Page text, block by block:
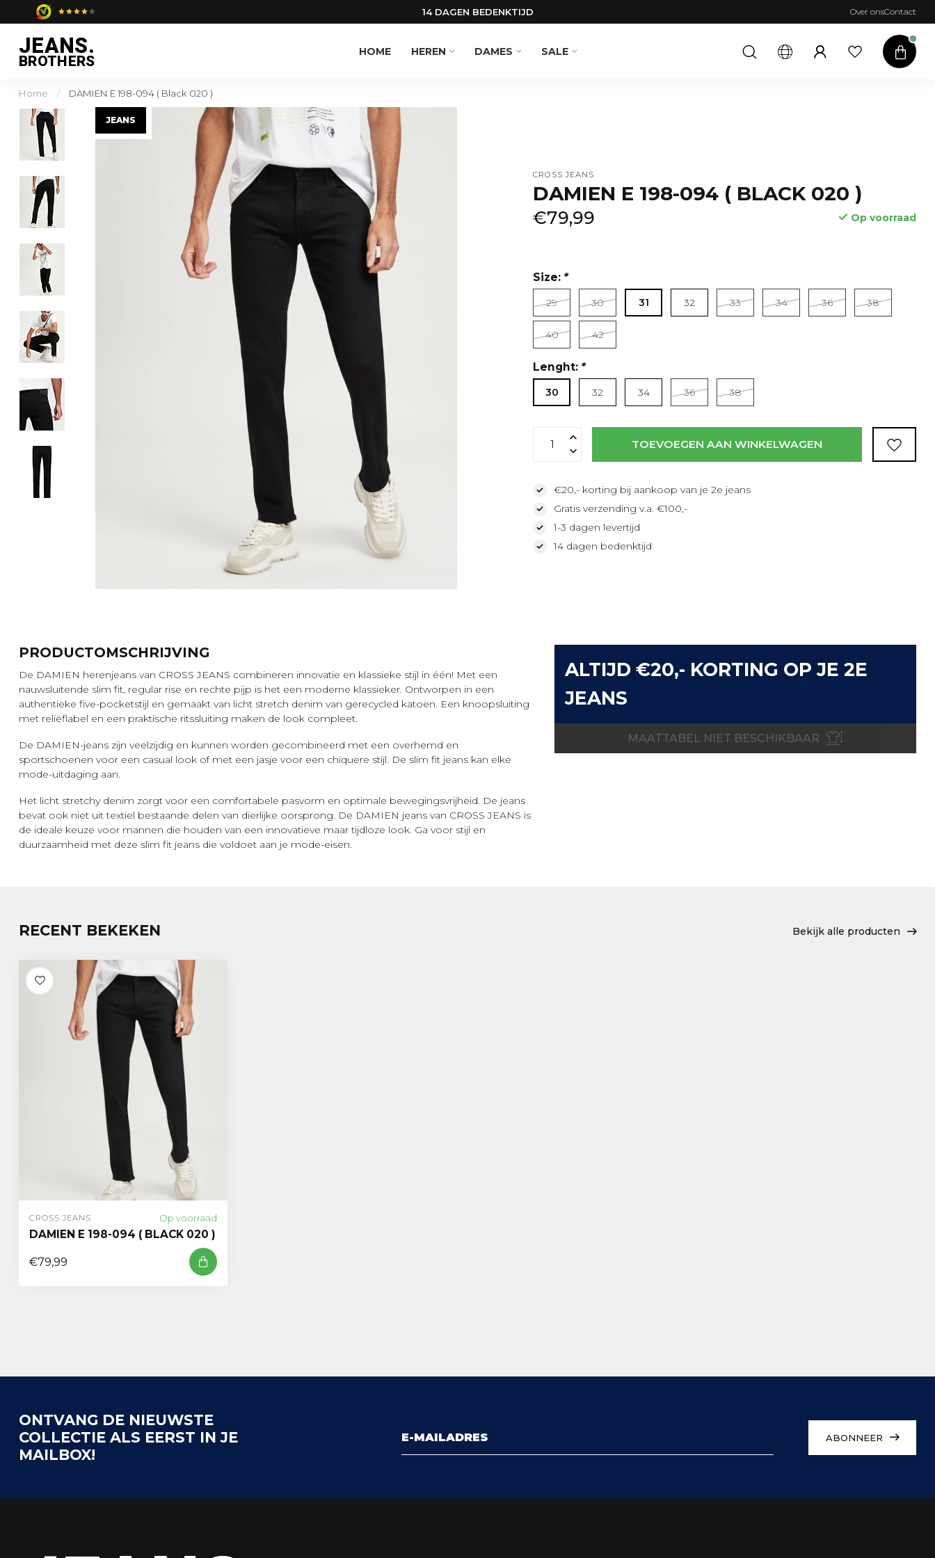
14 DAGEN BEDENKTIJD Over onsContact
JEANS.
BROTHERS HOME HEREN DAMES SALE
Home / DAMIEN E 198-094 ( Black 020 )
JEANS
CROSS JEANS
DAMIEN E 198-094 ( BLACK 020 )
€79,99 Op voorraad
Lees meer
Size: *
29 30 31 32 33 34 36 38
40 42
Lenght: *
30 32 34 36 38
TOEVOEGEN AAN WINKELWAGEN
€20,- korting bij aankoop van je 2e jeans
Gratis verzending v.a. €100,-
1-3 dagen levertijd
14 dagen bedenktijd
PRODUCTOMSCHRIJVING
De DAMIEN herenjeans van CROSS JEANS combineren innovatie en klassieke stijl in één! Met een
nauwsluitende slim fit, regular rise en rechte pijp is het een moderne klassieker. Ontworpen in een
authentieke five-pocketstijl en gemaakt van licht stretch denim van gerecycled katoen. Een knoopsluiting
met reliëflabel en een praktische ritssluiting maken de look compleet.
De DAMIEN-jeans zijn veelzijdig en kunnen worden gecombineerd met een overhemd en
sportschoenen voor een casual look of met een jasje voor een chiquere stijl. De slim fit jeans kan elke
mode-uitdaging aan.
Het licht stretchy denim zorgt voor een comfortabele pasvorm en optimale bewegingsvrijheid. De jeans
bevat ook niet uit textiel bestaande delen van dierlijke oorsprong. De DAMIEN jeans van CROSS JEANS is
de ideale keuze voor mannen die houden van een innovatieve maar tijdloze look. Ga voor stijl en
duurzaamheid met deze slim fit jeans die voldoet aan je mode-eisen.
ALTIJD €20,- KORTING OP JE 2E
JEANS
MAATTABEL NIET BESCHIKBAAR
RECENT BEKEKEN Bekijk alle producten
CROSS JEANS Op voorraad
DAMIEN E 198-094 ( BLACK 020 )
€79,99
ONTVANG DE NIEUWSTE
COLLECTIE ALS EERST IN JE
MAILBOX!
ABONNEER